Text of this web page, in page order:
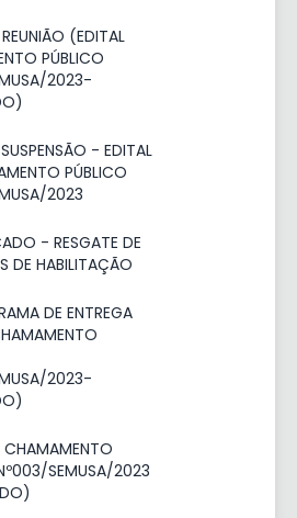
(EDITAL
PÚBLICO
2023-
- EDITAL
PÚBLICO
2023
- RESGATE DE
DE HABILITAÇÃO
DE ENTREGA
2023-
CHAMAMENTO
SEMUSA/2023